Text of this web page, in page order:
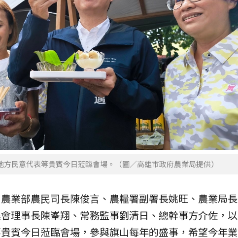
方民意代表等貴賓今日蒞臨會場。（圖／高雄市政府農業局提供）
業部農民司長陳俊言、農糧署副署長姚旺、農業局長
理事長陳峯翔、常務監事劉清日、總幹事方介佐，以
賓今日蒞臨會場，參與旗山每年的盛事，希望今年業